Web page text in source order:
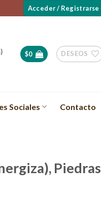
Acceder / Registrarse
$0 DESEOS
Sociales Contacto
Piedras